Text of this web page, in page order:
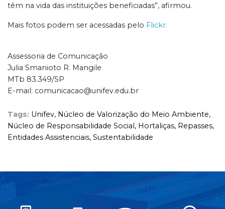
têm na vida das instituições beneficiadas”, afirmou.
Mais fotos podem ser acessadas pelo Flickr.
Assessoria de Comunicação
Julia Smanioto R. Mangile
MTb 83.349/SP
E-mail: comunicacao@unifev.edu.br
Tags: Unifev, Núcleo de Valorização do Meio Ambiente,
Núcleo de Responsabilidade Social, Hortaliças, Repasses,
Entidades Assistenciais, Sustentabilidade